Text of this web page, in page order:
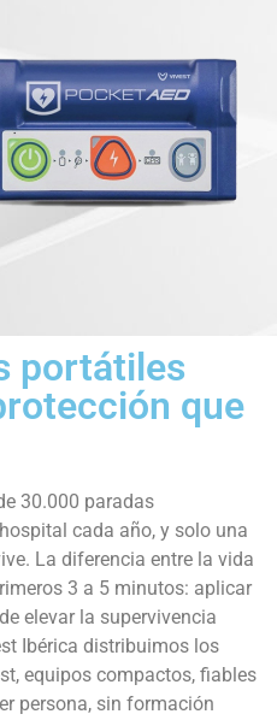
portátiles
que
30.000 paradas
cada año, y solo una
La diferencia entre la vida
3 a 5 minutos: aplicar
elevar la supervivencia
Ibérica distribuimos los
equipos compactos, fiables
persona, sin formación